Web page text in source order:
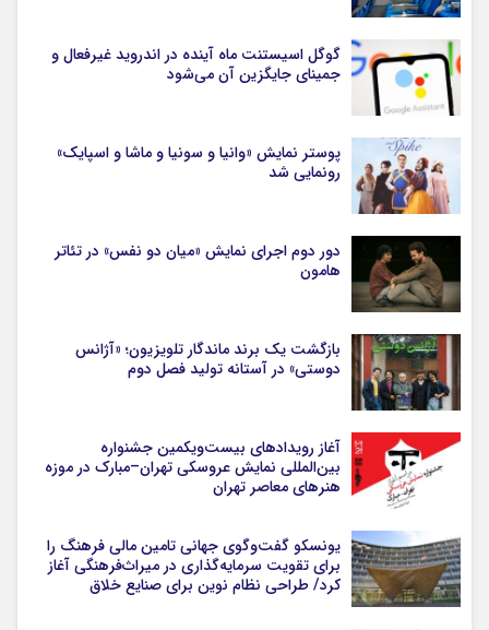
گوگل اسیستنت ماه آینده در اندروید غیرفعال و
جمینای جایگزین آن می‌شود
پوستر نمایش «وانیا و سونیا و ماشا و اسپایک»
رونمایی شد
دور دوم اجرای نمایش «میان دو نفس» در تئاتر
هامون
بازگشت یک برند ماندگار تلویزیون؛ «آژانس
دوستی» در آستانه تولید فصل دوم
آغاز رویدادهای بیست‌ویکمین جشنواره
بین‌المللی نمایش عروسکی تهران–مبارک در موزه
هنرهای معاصر تهران
یونسکو گفت‌وگوی جهانی تامین مالی فرهنگ را
برای تقویت سرمایه‌گذاری در میراث‌فرهنگی آغاز
کرد/ طراحی نظام نوین برای صنایع خلاق